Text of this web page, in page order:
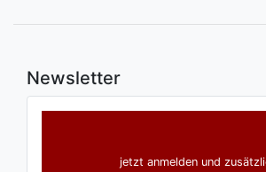
Newsletter
jetzt anmelden und